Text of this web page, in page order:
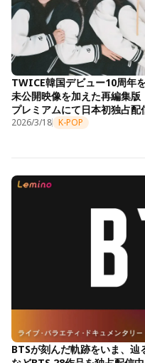
TWICE韓国デビュー10周年
未公開映像を加えた再編集
プレミアムにて日本初独占配
2026/3/18 K-POP
BTSが刻んだ軌跡をいま、